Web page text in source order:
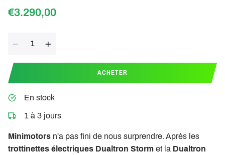
€3.290,00
ACHETER
En stock
1 à 3 jours
Minimotors n'a pas fini de nous surprendre. Après les
trottinettes électriques Dualtron Storm et la Dualtron